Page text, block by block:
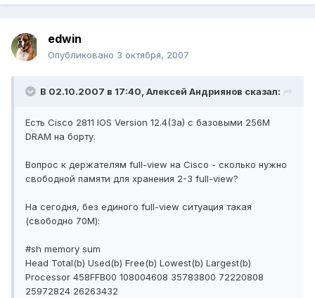
edwin
Опубликовано 3 октября, 2007
В 02.10.2007 в 17:40, Алексей Андриянов сказал:
Есть Cisco 2811 IOS Version 12.4(3a) с базовыми 256M
DRAM на борту.
Вопрос к держателям full-view на Cisco - сколько нужно
свободной памяти для хранения 2-3 full-view?
На сегодня, без единого full-view ситуация такая
(свободно 70М):
#sh memory sum
Head Total(b) Used(b) Free(b) Lowest(b) Largest(b)
Processor 458FFB00 108004608 35783800 72220808
25972824 26263432